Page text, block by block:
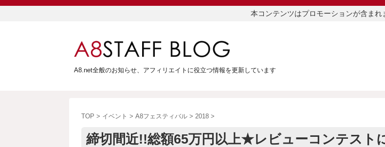
本コンテンツはプロモーションが含まれ
A8.net全般のお知らせ、アフィリエイトに役立つ情報を更新しています
TOP > イベント > A8フェスティバル > 2018 >
締切間近!!総額65万円以上★レビューコンテスト